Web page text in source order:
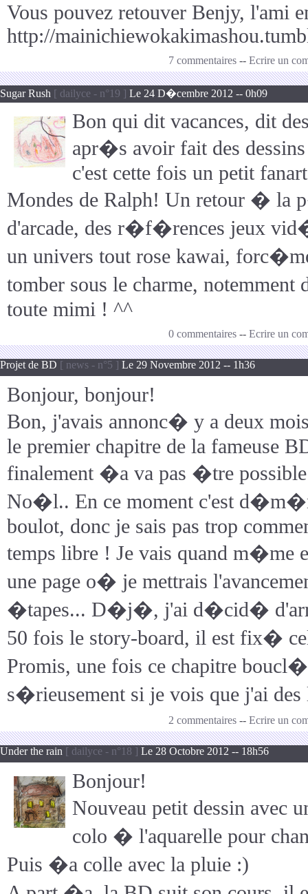
Vous pouvez retouver Benjy, l'ami
http://
7 commentaires -- Ecrire un
Sugar Rush [ dailyce - n°19 ] Le 24 D�cembre 2012 -- 0h09
Bon qui dit vacances, dit
apr�s avoir fait des
c'est cette fois un petit
Mondes de Ralph! Un retour � la
d'arcade, des r�f�rences jeux
un univers tout rose kawai,
tomber sous le charme,
toute mimi ! ^^
0 commentaires -- Ecrire un
Projet de BD [ news - n°5 ] Le 29 Novembre 2012 -- 1h36
Bonjour, bonjour!
Bon, j'avais annonc� y a deux
le premier chapitre de la fameuse
finalement �a va pas �tre
No�l.. En ce moment c'est
boulot, donc je sais pas trop
temps libre ! Je vais quand m�me
une page o� je mettrais
�tapes... D�j�, j'ai d�cid�
50 fois le story-board, il est fix�
Promis, une fois ce chapitre
s�rieusement si je vois que j'ai des
2 commentaires -- Ecrire un
Under the rain [ dailyce - n°18 ] Le 28 Octobre 2012 -- 18h56
Bonjour!
Nouveau petit dessin avec
colo � l'aquarelle pour
Puis �a colle avec la pluie :)